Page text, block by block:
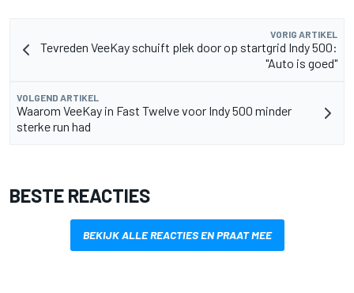
VORIG ARTIKEL
Tevreden VeeKay schuift plek door op startgrid Indy 500:
"Auto is goed"
VOLGEND ARTIKEL
Waarom VeeKay in Fast Twelve voor Indy 500 minder
sterke run had
BESTE REACTIES
BEKIJK ALLE REACTIES EN PRAAT MEE